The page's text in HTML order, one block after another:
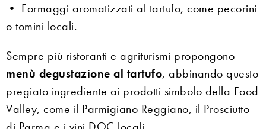
• Formaggi aromatizzati al tartufo, come pecorini
o tomini locali.
Sempre più ristoranti e agriturismi propongono
menù degustazione al tartufo, abbinando questo
pregiato ingrediente ai prodotti simbolo della Food
Valley, come il Parmigiano Reggiano, il Prosciutto